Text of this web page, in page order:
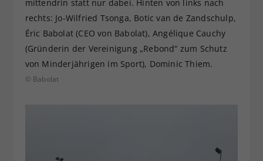
mittendrin statt nur dabei. Hinten von links nach
rechts: Jo-Wilfried Tsonga, Botic van de Zandschulp,
Éric Babolat (CEO von Babolat), Angélique Cauchy
(Gründerin der Vereinigung „Rebond“ zum Schutz
von Minderjährigen im Sport), Dominic Thiem.
© Babolat